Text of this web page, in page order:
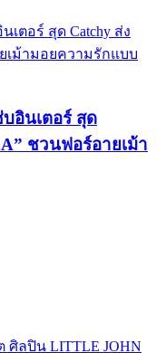
อินเตอร์ สุด
ชวนฟอร์อายเม้า